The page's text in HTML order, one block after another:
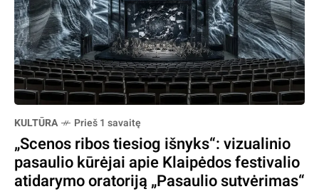
KULTŪRA Prieš 1 savaitę
„Scenos ribos tiesiog išnyks“: vizualinio
pasaulio kūrėjai apie Klaipėdos festivalio
atidarymo oratoriją „Pasaulio sutvėrimas“